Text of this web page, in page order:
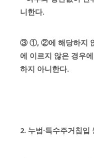
니한다.
③ ①, ②에 해당하지
에 이르지 않은 경우
하지 아니한다.
2. 누범·특수주거침입